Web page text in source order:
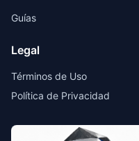
Guías
Legal
Términos de Uso
Política de Privacidad